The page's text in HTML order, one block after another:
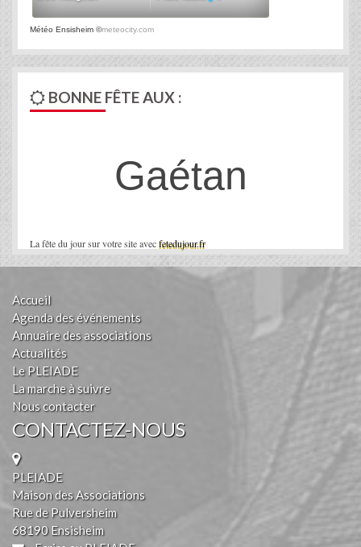
Météo Ensisheim ©meteocity.com
BONNE FÊTE AUX :
La fête du jour sur votre site avecfetedujour.fr
Gaétan
Accueil
Agenda des événements
Annuaire des associations
Actualités
Le PLEIADE
La marche à suivre
Nous contacter
CONTACTEZ-NOUS
PLEIADE
Maison des Associations
Rue de Pulversheim
68190 Ensisheim